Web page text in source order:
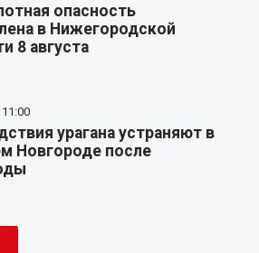
опасность
в Нижегородской
8 августа
урагана устраняют в
Новгороде после